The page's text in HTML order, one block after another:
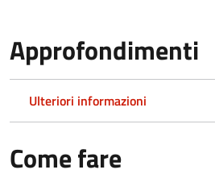
Approfondimenti
Ulteriori informazioni
Come fare